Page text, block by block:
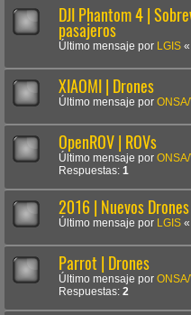
DJI Phantom 4 |
pasajeros
Último mensaje por LGIS «
XIAOMI | Drones
Último mensaje por
OpenROV | ROVs
Último mensaje por
Respuestas: 1
2016 | Nuevos Drones
Último mensaje por LGIS «
Parrot | Drones
Último mensaje por
Respuestas: 2